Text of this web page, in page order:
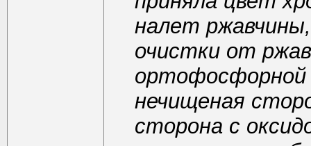
налет
очистки от
ортофосфорной
нечищеная
сторона с